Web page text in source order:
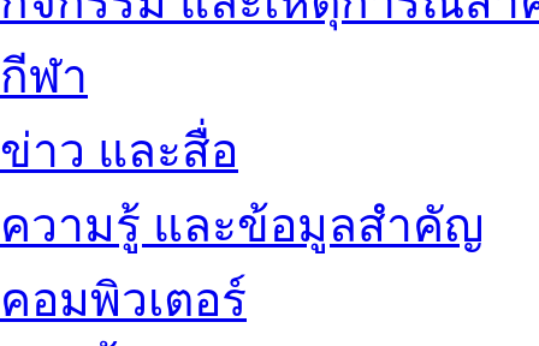
กีฬา
ข่าว และสื่อ
ความรู้ และข้อมูลสำคัญ
คอมพิวเตอร์